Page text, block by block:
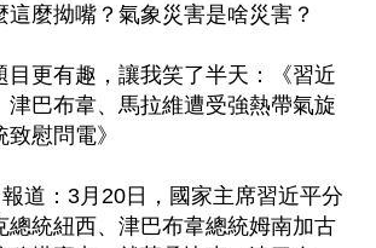
這麼拗嘴？氣象災害是啥災害？
目更有趣，讓我笑了半天：《習近
津巴布韋、馬拉維遭受強熱帶氣旋
慰問電》
道：3月20日，國家主席習近平分
總統紐西、津巴布韋總統姆南加古